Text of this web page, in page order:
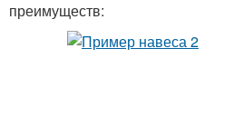
преимуществ: